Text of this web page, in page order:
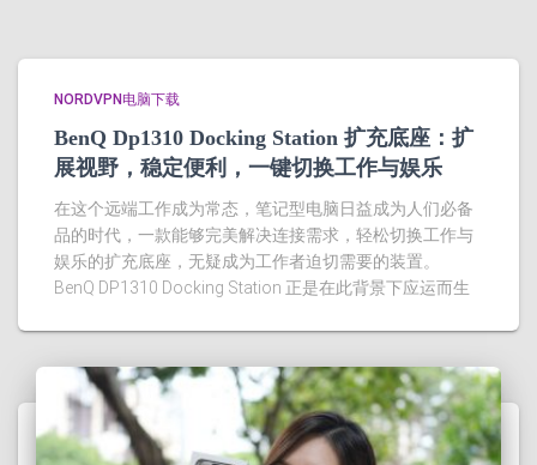
NORDVPN电脑下载
BenQ Dp1310 Docking Station 扩充底座：扩
展视野，稳定便利，一键切换工作与娱乐
在这个远端工作成为常态，笔记型电脑日益成为人们必备
品的时代，一款能够完美解决连接需求，轻松切换工作与
娱乐的扩充底座，无疑成为工作者迫切需要的装置。
BenQ DP1310 Docking Station 正是在此背景下应运而生